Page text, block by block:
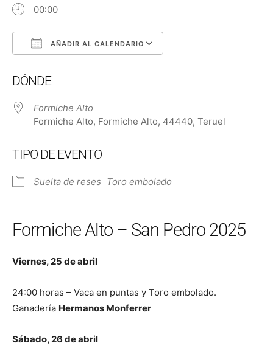
00:00
AÑADIR AL CALENDARIO
DÓNDE
Formiche Alto
Formiche Alto, Formiche Alto, 44440, Teruel
TIPO DE EVENTO
Suelta de reses Toro embolado
Formiche Alto – San Pedro 2025
Viernes, 25 de abril
24:00 horas – Vaca en puntas y Toro embolado.
Ganadería Hermanos Monferrer
Sábado, 26 de abril